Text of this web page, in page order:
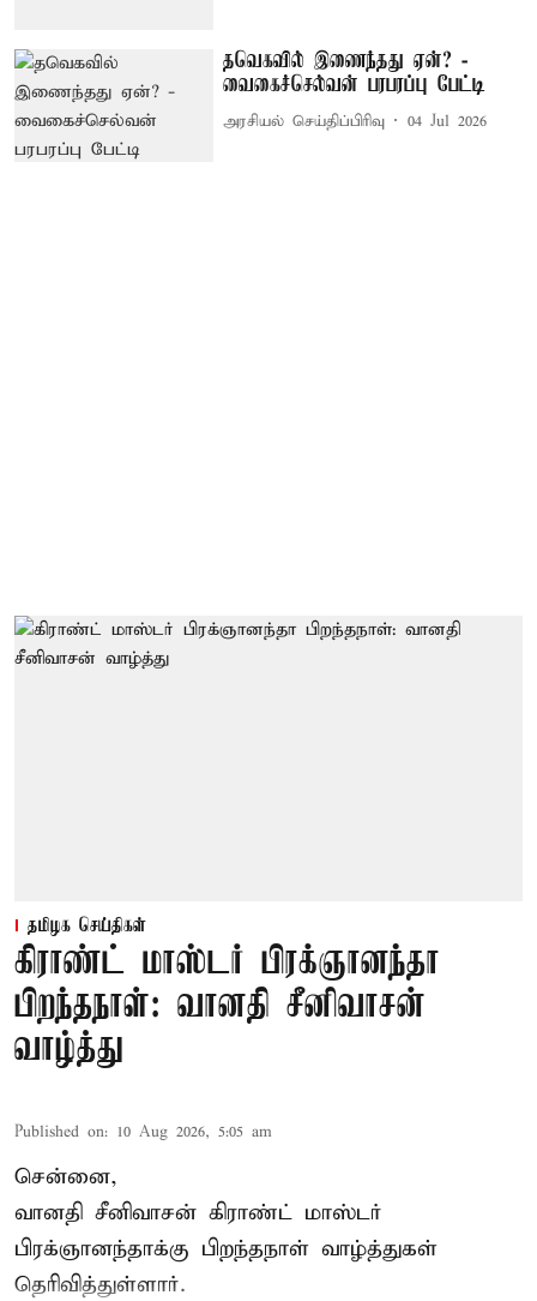
தவெகவில் இணைந்தது ஏன்? -
வைகைச்செல்வன் பரபரப்பு பேட்டி
அரசியல் செய்திப்பிரிவு 04 Jul 2026
தமிழக செய்திகள்
கிராண்ட் மாஸ்டர் பிரக்ஞானந்தா
பிறந்தநாள்: வானதி சீனிவாசன்
வாழ்த்து
Published on: 10 Aug 2026, 5:05 am
சென்னை,
வானதி சீனிவாசன் கிராண்ட் மாஸ்டர்
பிரக்ஞானந்தாக்கு பிறந்தநாள் வாழ்த்துகள்
தெரிவித்துள்ளார்.